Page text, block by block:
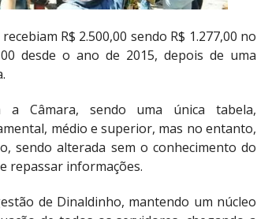
R$ 2.500,00 sendo R$ 1.277,00 no
desde o ano de 2015, depois de uma
Câmara, sendo uma única tabela,
médio e superior, mas no entanto,
sendo alterada sem o conhecimento do
repassar informações.
de Dinaldinho, mantendo um núcleo